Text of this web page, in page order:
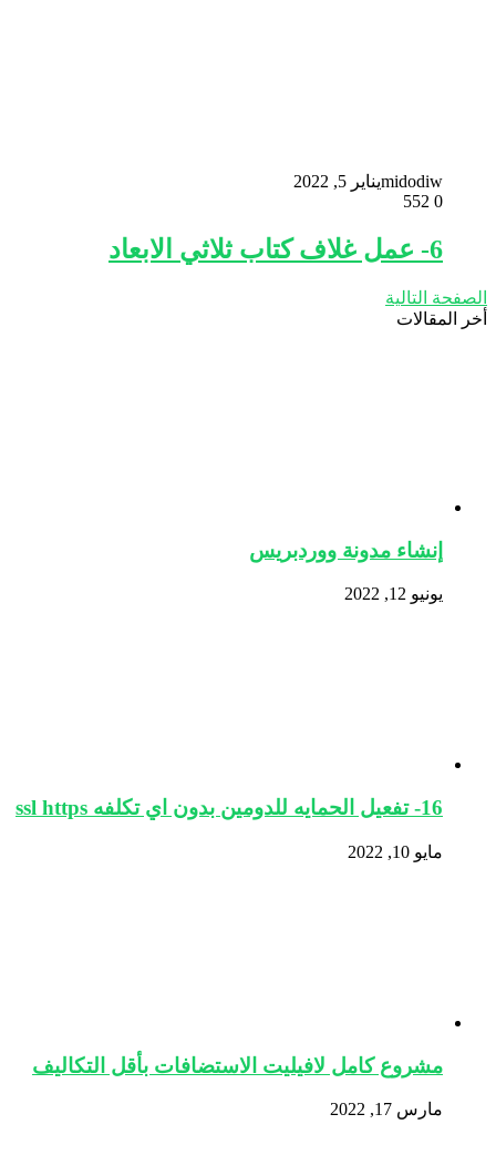
midodiwيناير 5, 2022
0
6- عمل غلاف كتاب ثلاثي الابعاد
الصفحة التالية
أخر المقالات
إنشاء مدونة ووردبريس
يونيو 12, 2022
16- تفعيل الحمايه للدومين بدون اي تكلفه ssl https
مايو 10, 2022
مشروع كامل لافيليت الاستضافات بأقل التكاليف
مارس 17, 2022